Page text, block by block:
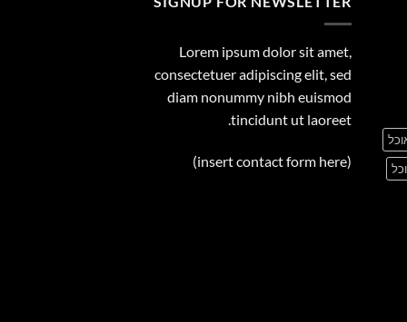
Lorem ipsum dolor sit amet,
consectetuer adipiscing elit, sed
diam nonummy nibh euismod
tincidunt ut laoreet.
(insert contact form here)